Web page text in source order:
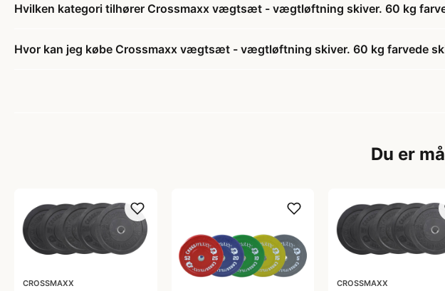
Hvilken kategori tilhører Crossmaxx vægtsæt - vægtløftning skiver. 60 kg
Hvor kan jeg købe Crossmaxx vægtsæt - vægtløftning skiver. 60 kg farvede
Du er
CROSSMAXX CROSSMAXX